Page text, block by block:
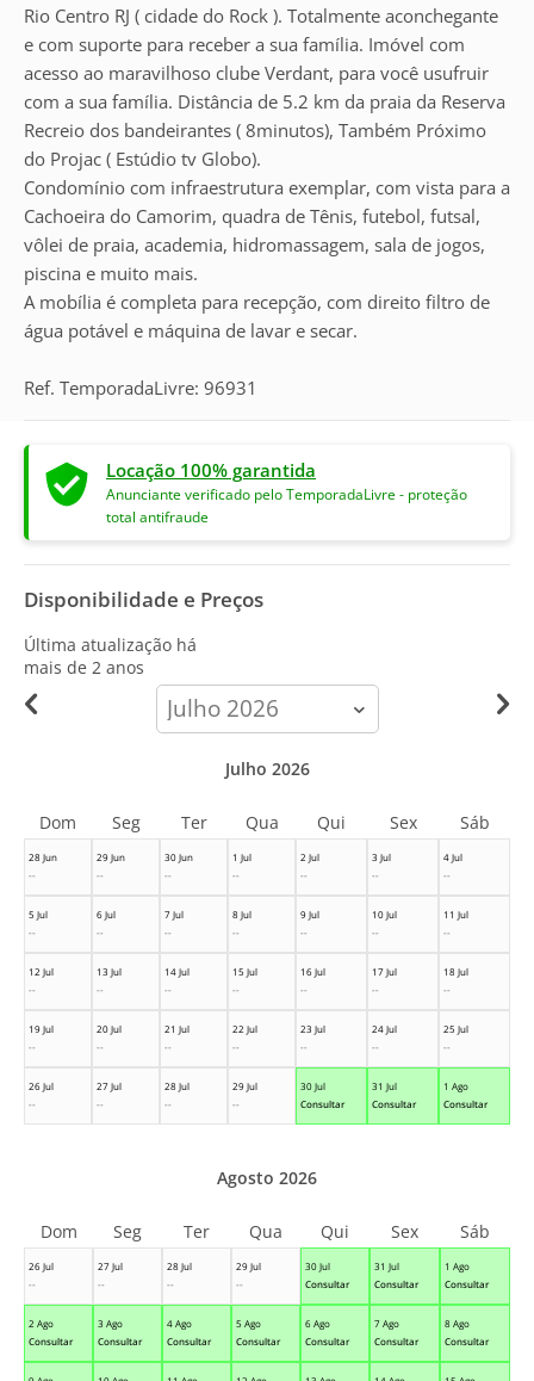
Rio Centro RJ ( cidade do Rock ). Totalmente aconchegante
e com suporte para receber a sua família. Imóvel com
acesso ao maravilhoso clube Verdant, para você usufruir
com a sua família. Distância de 5.2 km da praia da Reserva
Recreio dos bandeirantes ( 8minutos), Também Próximo
do Projac ( Estúdio tv Globo).
Condomínio com infraestrutura exemplar, com vista para a
Cachoeira do Camorim, quadra de Tênis, futebol, futsal,
vôlei de praia, academia, hidromassagem, sala de jogos,
piscina e muito mais.
A mobília é completa para recepção, com direito filtro de
água potável e máquina de lavar e secar.
Ref. TemporadaLivre: 96931
Locação 100% garantida
Anunciante verificado pelo TemporadaLivre - proteção
total antifraude
Disponibilidade e Preços
Última atualização há
mais de 2 anos
calendar-
month
28 Jun
--
29 Jun
--
30 Jun
--
1 Jul
--
2 Jul
--
3 Jul
--
4 Jul
--
5 Jul
--
6 Jul
--
7 Jul
--
8 Jul
--
9 Jul
--
10 Jul
--
11 Jul
--
12 Jul
--
13 Jul
--
14 Jul
--
15 Jul
--
16 Jul
--
17 Jul
--
18 Jul
--
19 Jul
--
20 Jul
--
21 Jul
--
22 Jul
--
23 Jul
--
24 Jul
--
25 Jul
--
26 Jul
--
27 Jul
--
28 Jul
--
29 Jul
--
30 Jul
Consultar
31 Jul
Consultar
1 Ago
Consultar
Julho 2026
Dom Seg Ter Qua Qui Sex Sáb
26 Jul
--
27 Jul
--
28 Jul
--
29 Jul
--
30 Jul
Consultar
31 Jul
Consultar
1 Ago
Consultar
2 Ago
Consultar
3 Ago
Consultar
4 Ago
Consultar
5 Ago
Consultar
6 Ago
Consultar
7 Ago
Consultar
8 Ago
Consultar
Agosto 2026
Dom Seg Ter Qua Qui Sex Sáb